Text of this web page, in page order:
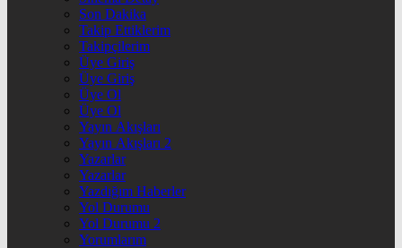
Son Dakika
Takip Ettiklerim
Takipçilerim
Üye Giriş
Üye Giriş
Üye Ol
Üye Ol
Yayın Akışları
Yayın Akışları 2
Yazarlar
Yazarlar
Yazdığım Haberler
Yol Durumu
Yol Durumu 2
Yorumlarım